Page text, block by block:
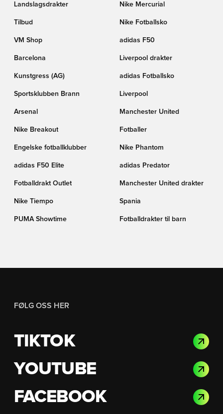
Landslagsdrakter Nike Mercurial
Tilbud Nike Fotballsko
VM Shop adidas F50
Barcelona Liverpool drakter
Kunstgress (AG) adidas Fotballsko
Sportsklubben Brann Liverpool
Arsenal Manchester United
Nike Breakout Fotballer
Engelske fotballklubber Nike Phantom
adidas F50 Elite adidas Predator
Fotballdrakt Outlet Manchester United drakter
Nike Tiempo Spania
PUMA Showtime Fotballdrakter til barn
FØLG OSS HER
TIKTOK
YOUTUBE
FACEBOOK